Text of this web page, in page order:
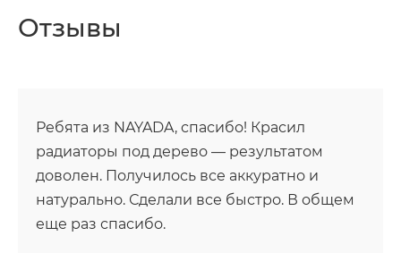
Отзывы
Ребята из NAYADA, спасибо! Красил
радиаторы под дерево — результатом
доволен. Получилось все аккуратно и
натурально. Сделали все быстро. В общем
еще раз спасибо.